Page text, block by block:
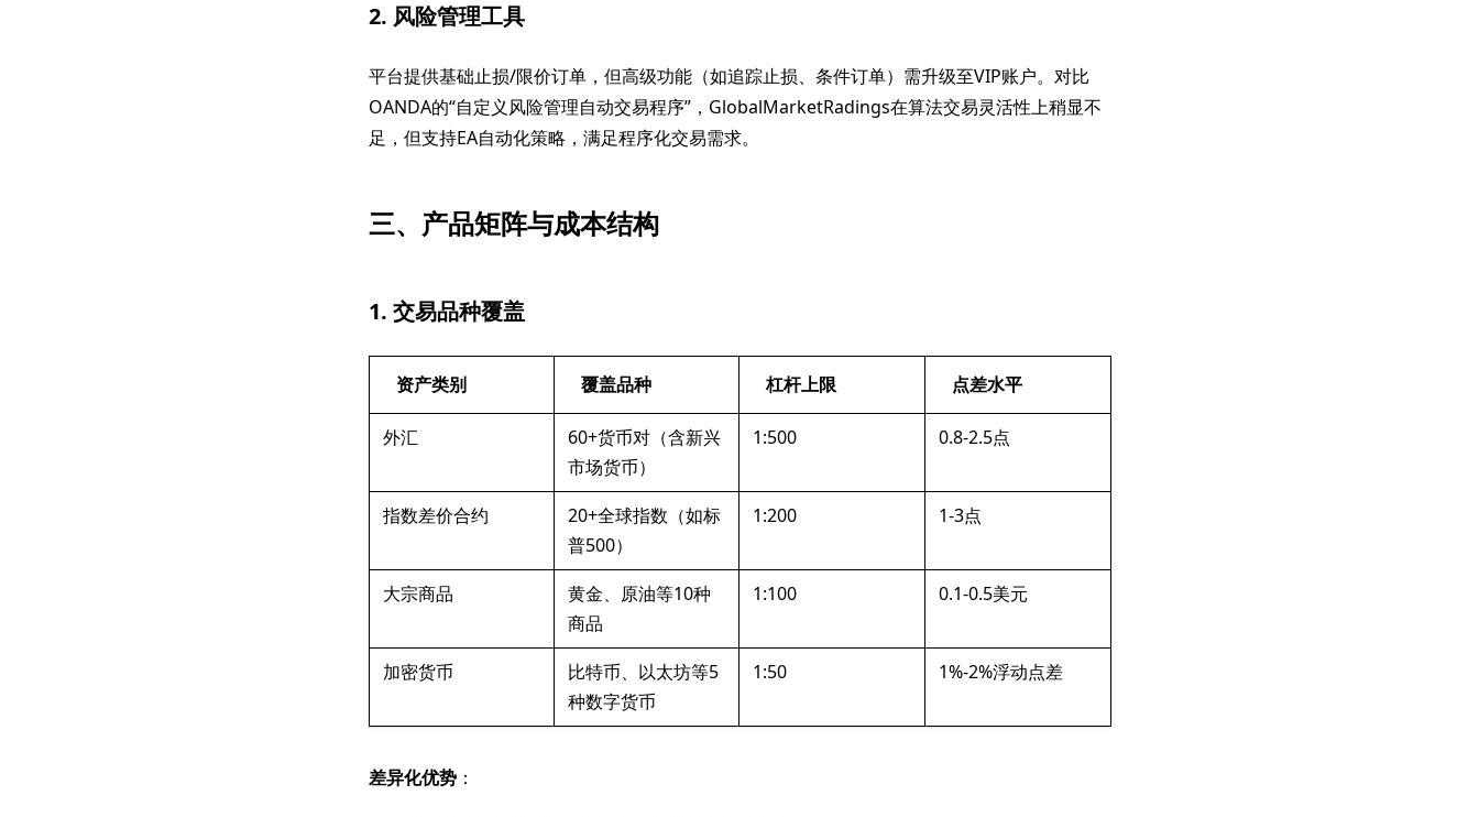
2. 风险管理工具
平台提供基础止损/限价订单，但高级功能（如追踪止损、条件订单）需升级至VIP账户。对比
OANDA的“自定义风险管理自动交易程序”，GlobalMarketRadings在算法交易灵活性上稍显不
足，但支持EA自动化策略，满足程序化交易需求。
三、产品矩阵与成本结构
1. 交易品种覆盖
资产类别 覆盖品种 杠杆上限 点差水平
外汇
60+货币对（含新兴
市场货币）
1:500 0.8-2.5点
指数差价合约
20+全球指数（如标
普500）
1:200 1-3点
大宗商品
黄金、原油等10种
商品
1:100 0.1-0.5美元
加密货币
比特币、以太坊等5
种数字货币
1:50 1%-2%浮动点差
差异化优势：